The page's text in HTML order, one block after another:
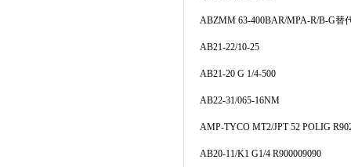
ABZMM 63-400BAR/MPA-R/B-G替
AB21-22/10-25
AB21-20 G 1/4-500
AB22-31/065-16NM
AMP-TYCO MT2/JPT 52 POLIG
AB20-11/K1 G1/4 R900009090